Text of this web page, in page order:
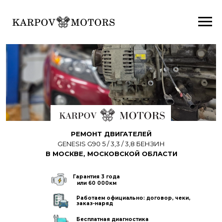
РЕМОНТ ДВИГАТЕЛЕЙ
GENESIS G90 5 / 3,3 / 3,8 БЕНЗИН
В МОСКВЕ, МОСКОВСКОЙ ОБЛАСТИ
Гарантия 3 года
или 60 000км
Работаем официально: договор, чеки,
заказ-наряд
Бесплатная диагностика
Ремонт двигателей Hyundai
(КИА) в Москве G4EE G4ED
G4HG G4FA G4FC G4FD G4FJ
G4NB G4NA G4NC G4ND G4NE
G4NL G4NN G4JS G4KA G4KD
G4KC G4KE G4KJ G4KK G4KM
Автосервис по ремонту
отремонтировать двигатель